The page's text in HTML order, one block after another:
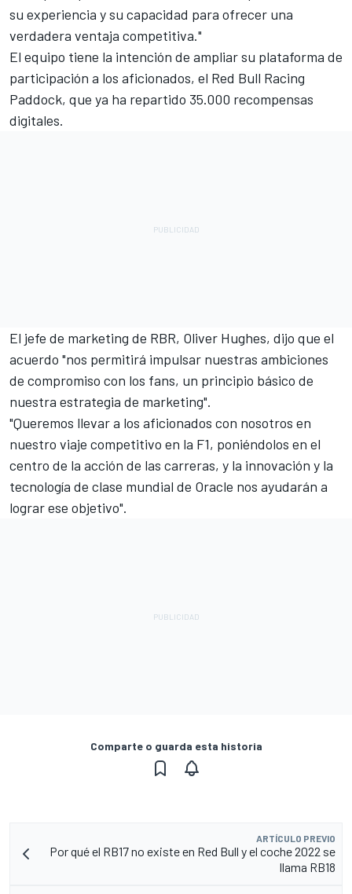
su experiencia y su capacidad para ofrecer una
verdadera ventaja competitiva."
El equipo tiene la intención de ampliar su plataforma de
participación a los aficionados, el Red Bull Racing
Paddock, que ya ha repartido 35.000 recompensas
digitales.
El jefe de marketing de RBR, Oliver Hughes, dijo que el
acuerdo "nos permitirá impulsar nuestras ambiciones
de compromiso con los fans, un principio básico de
nuestra estrategia de marketing".
"Queremos llevar a los aficionados con nosotros en
nuestro viaje competitivo en la F1, poniéndolos en el
centro de la acción de las carreras, y la innovación y la
tecnología de clase mundial de Oracle nos ayudarán a
lograr ese objetivo".
Comparte o guarda esta historia
ARTÍCULO PREVIO
Por qué el RB17 no existe en Red Bull y el coche 2022 se
llama RB18